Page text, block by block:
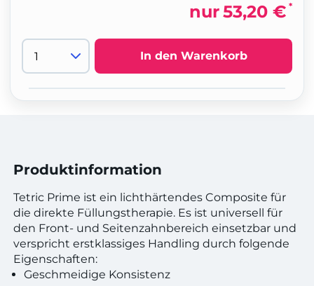
nur53,20 € *
In den Warenkorb
Produktinformation
Tetric Prime ist ein lichthärtendes Composite für
die direkte Füllungstherapie. Es ist universell für
den Front- und Seitenzahnbereich einsetzbar und
verspricht erstklassiges Handling durch folgende
Eigenschaften:
Geschmeidige Konsistenz